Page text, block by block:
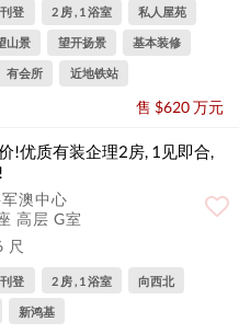
登 2 房 , 1 浴室 私人屋苑
山景 望开扬景 基本装修
有会所 近地铁站
售 $620 万元
!优质有装企理2房, 1见即合,
澳中心
高层 G室
尺
登 2 房 , 1 浴室 向西北
新鸿基